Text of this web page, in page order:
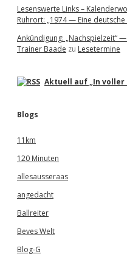
Lesenswerte Links –
Ruhrort: „1974 — Eine deutsche
Ankündigung: „Nachspielzeit“
Trainer Baade zu Lesetermine
Aktuell auf „In voller
Blogs
11km
120 Minuten
allesausseraas
angedacht
Ballreiter
Beves Welt
Blog-G